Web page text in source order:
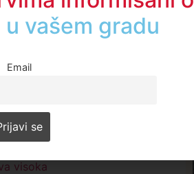
do 15. maja
godina
na isti period prošle…
visoka
u regionu
Email